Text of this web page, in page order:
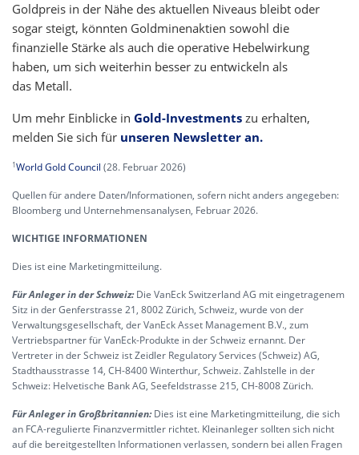
Goldpreis in der Nähe des aktuellen Niveaus bleibt oder
sogar steigt, könnten Goldminenaktien sowohl die
finanzielle Stärke als auch die operative Hebelwirkung
haben, um sich weiterhin besser zu entwickeln als
das Metall.
Um mehr Einblicke in Gold-Investments zu erhalten,
melden Sie sich für unseren Newsletter an.
1World Gold Council (28. Februar 2026)
Quellen für andere Daten/Informationen, sofern nicht anders angegeben:
Bloomberg und Unternehmensanalysen, Februar 2026.
WICHTIGE INFORMATIONEN
Dies ist eine Marketingmitteilung.
Für Anleger in der Schweiz:Die VanEck Switzerland AG mit eingetragenem
Sitz in der Genferstrasse 21, 8002 Zürich, Schweiz, wurde von der
Verwaltungsgesellschaft, der VanEck Asset Management B.V., zum
Vertriebspartner für VanEck-Produkte in der Schweiz ernannt. Der
Vertreter in der Schweiz ist Zeidler Regulatory Services (Schweiz) AG,
Stadthausstrasse 14, CH-8400 Winterthur, Schweiz. Zahlstelle in der
Schweiz: Helvetische Bank AG, Seefeldstrasse 215, CH-8008 Zürich.
Für Anleger in Großbritannien:Dies ist eine Marketingmitteilung, die sich
an FCA-regulierte Finanzvermittler richtet. Kleinanleger sollten sich nicht
auf die bereitgestellten Informationen verlassen, sondern bei allen Fragen